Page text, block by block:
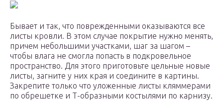
Бывает и так, что поврежденными оказываются все
листы кровли. В этом случае покрытие нужно менять,
причем небольшими участками, шаг за шагом –
чтобы влага не смогла попасть в подкровельное
пространство. Для этого приготовьте цельные новые
листы, загните у них края и соедините в картины.
Закрепите только что уложенные листы кляммерами
по обрешетке и Т-образными костылями по карнизу.